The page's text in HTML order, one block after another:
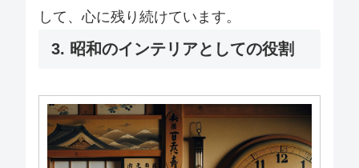
して、心に残り続けています。
3. 昭和のインテリアとしての役割